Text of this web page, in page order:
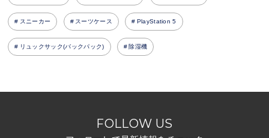
スニーカー スーツケース PlayStation 5
リュックサック(バックパック) 除湿機
FOLLOW US